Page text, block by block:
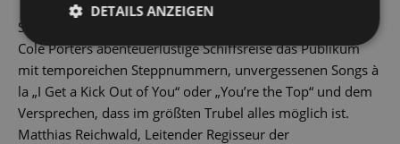
Seit ihrer Broadway-Uraufführung im Jahr 1934 begeistert
Cole Porters abenteuerlustige Schiffsreise das Publikum
mit temporeichen Steppnummern, unvergessenen Songs à
la „I Get a Kick Out of You“ oder „You’re the Top“ und dem
Versprechen, dass im größten Trubel alles möglich ist.
Matthias Reichwald, Leitender Regisseur der
DETAILS ANZEIGEN